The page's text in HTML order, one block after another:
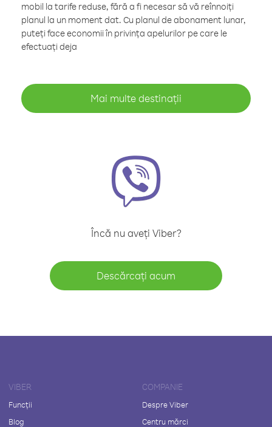
mobil la tarife reduse, fără a fi necesar să vă reînnoiți
planul la un moment dat. Cu planul de abonament lunar,
puteți face economii în privința apelurilor pe care le
efectuați deja
Mai multe destinații
Încă nu aveți Viber?
Descărcați acum
VIBER
Funcții
Blog
COMPANIE
Despre Viber
Centru mărci